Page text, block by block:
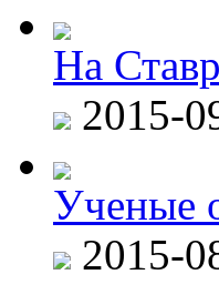
На
2015-
Ученые
2015-